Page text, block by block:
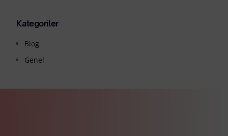
Kategoriler
Blog
Genel